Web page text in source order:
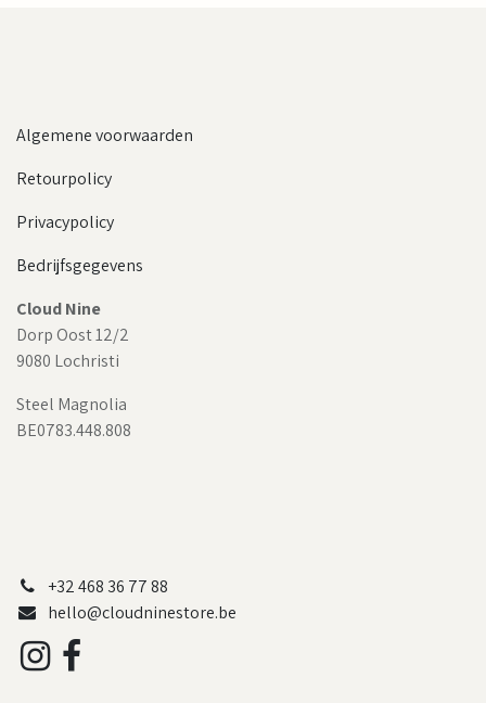
Algemene voorwaarden
Retourpolicy
Privacypolicy
Bedrijfsgegevens
Cloud Nine
Dorp Oost 12/2
9080 Lochristi
Steel Magnolia
BE0783.448.808
+32 468 36 77 88
hello@cloudninestore.be